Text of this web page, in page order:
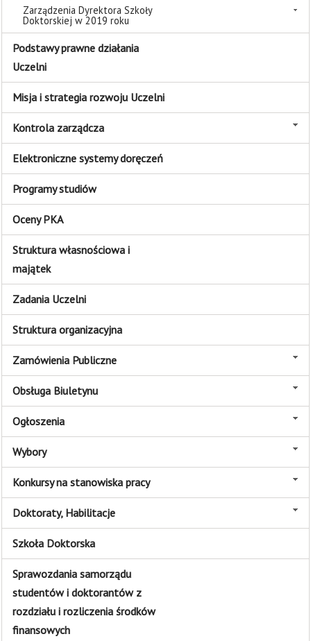
Zarządzenia Dyrektora Szkoły
Doktorskiej w 2019 roku
Podstawy prawne działania
Uczelni
Misja i strategia rozwoju Uczelni
Kontrola zarządcza
Elektroniczne systemy doręczeń
Programy studiów
Oceny PKA
Struktura własnościowa i
majątek
Zadania Uczelni
Struktura organizacyjna
Zamówienia Publiczne
Obsługa Biuletynu
Ogłoszenia
Wybory
Konkursy na stanowiska pracy
Doktoraty, Habilitacje
Szkoła Doktorska
Sprawozdania samorządu
studentów i doktorantów z
rozdziału i rozliczenia środków
finansowych